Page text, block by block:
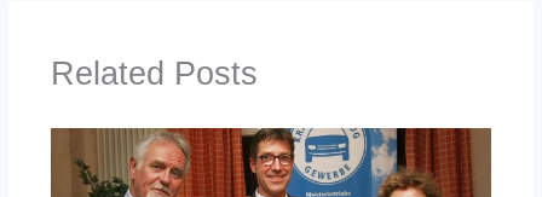
Related Posts